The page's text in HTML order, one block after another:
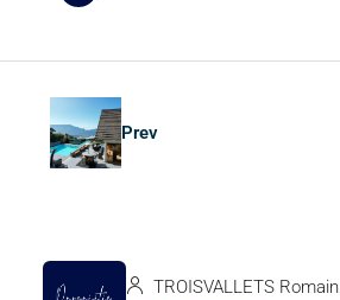
Prev
TROISVALLETS Romain